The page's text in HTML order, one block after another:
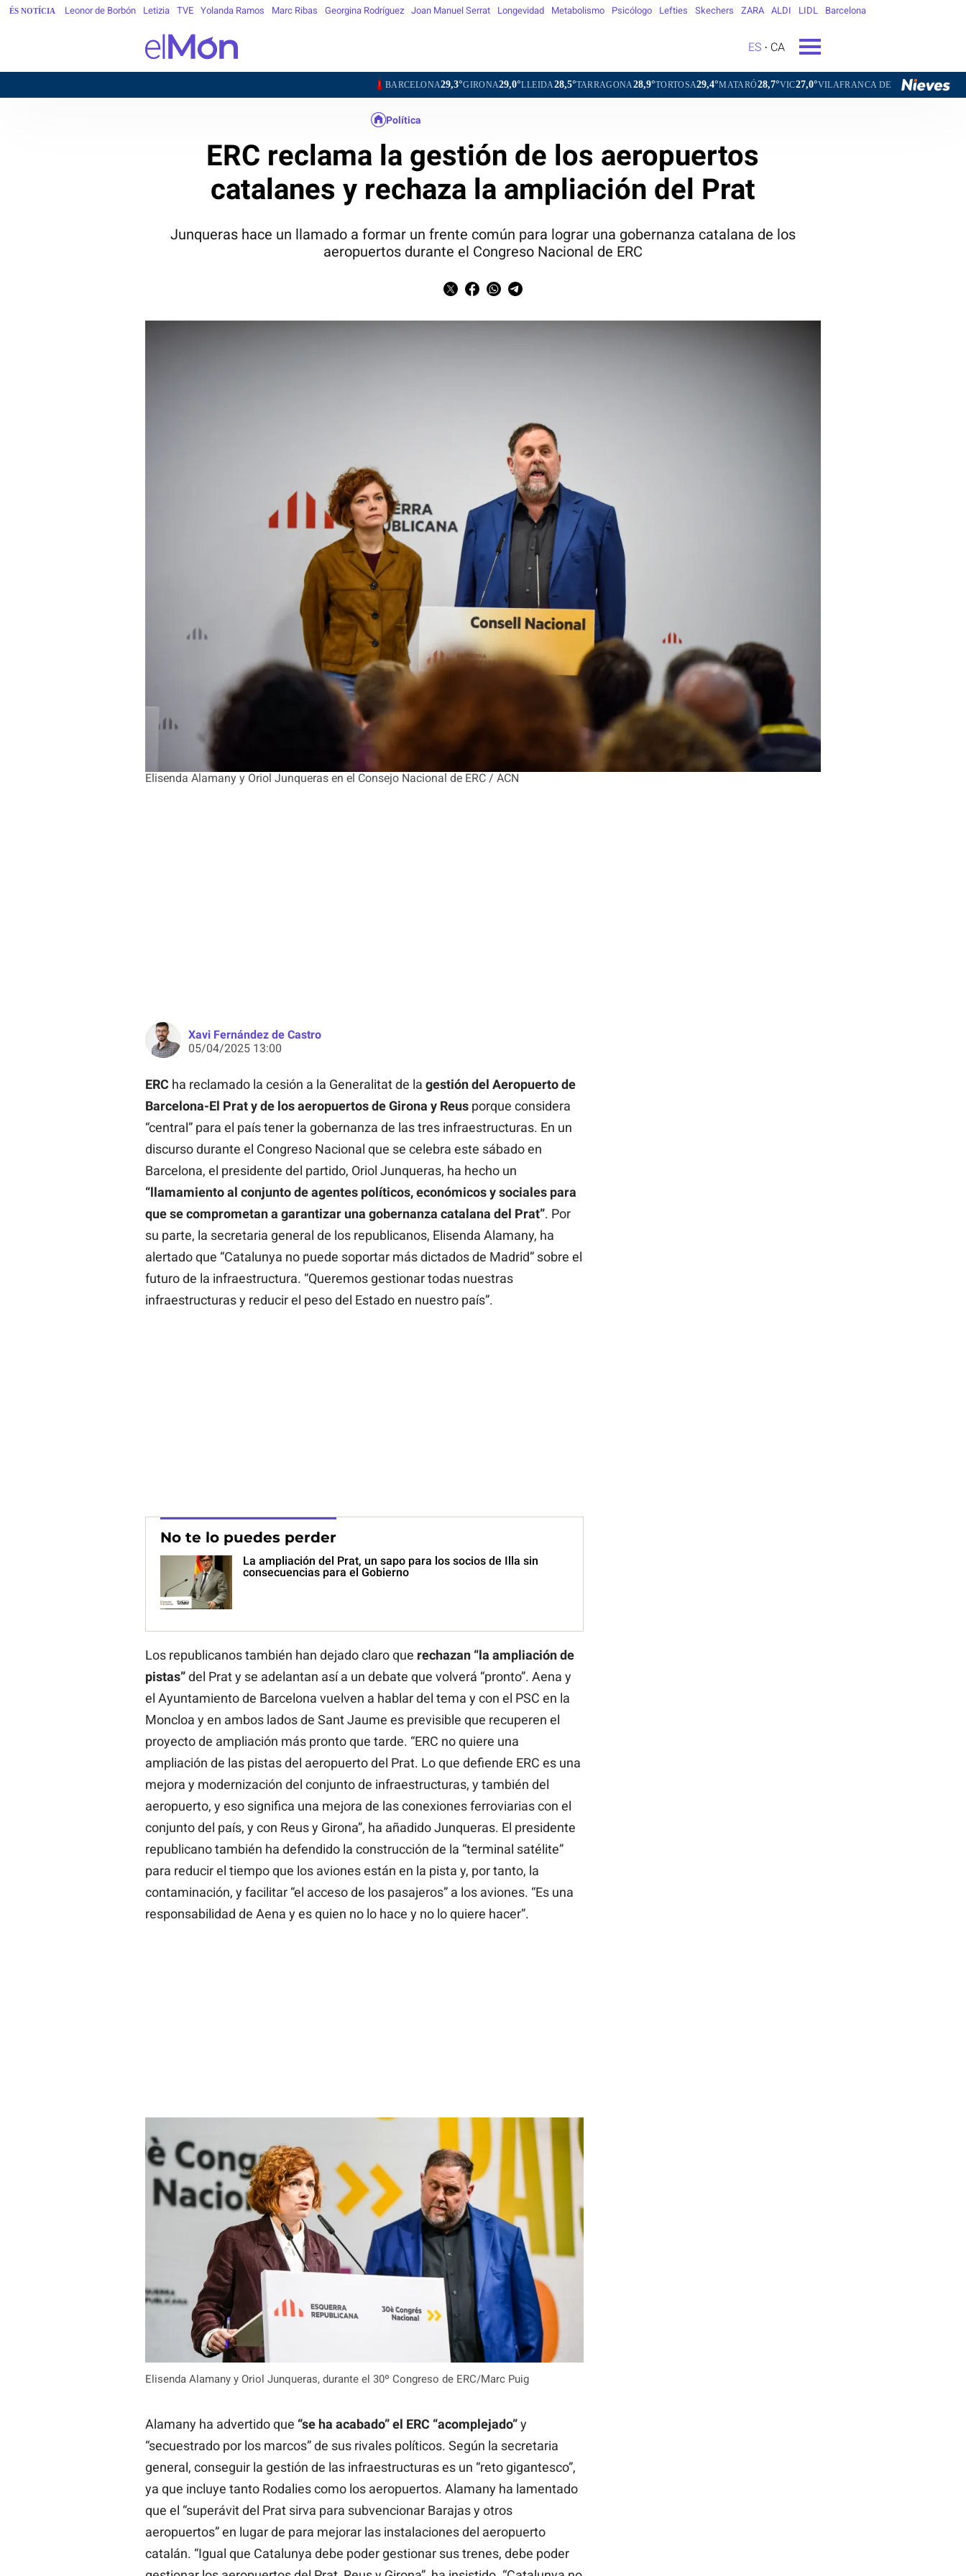
ÉS NOTÍCIA Leonor de Borbón Letizia TVE Yolanda Ramos Marc Ribas Georgina Rodríguez Joan Manuel Serrat Longevidad Metabolismo Psicólogo Lefties Skechers ZARA ALDI LIDL Barcelona
ES CA
BARCELONA29,3°GIRONA29,0°LLEIDA28,5°TARRAGONA28,9°TORTOSA29,4°MATARÓ28,7°VIC27,0°VILAFRANCA DEL PENEDÈS25,9° VILANOVA I LA
Elisenda Alamany y Oriol Junqueras en el Consejo Nacional de ERC / ACN
Política
ERC reclama la gestión de los aeropuertos
catalanes y rechaza la ampliación del Prat
Junqueras hace un llamado a formar un frente común para lograr una gobernanza catalana de los
aeropuertos durante el Congreso Nacional de ERC
Xavi Fernández de Castro
05/04/2025 13:00
ERC ha reclamado la cesión a la Generalitat de la gestión del Aeropuerto de
Barcelona-El Prat y de los aeropuertos de Girona y Reusporque considera
“central” para el país tener la gobernanza de las tres infraestructuras. En un
discurso durante el Congreso Nacional que se celebra este sábado en
Barcelona, el presidente del partido, Oriol Junqueras, ha hecho un
“llamamiento al conjunto de agentes políticos, económicos y sociales para
que se comprometan a garantizar una gobernanza catalana del Prat”. Por
su parte, la secretaria general de los republicanos, Elisenda Alamany, ha
alertado que “Catalunya no puede soportar más dictados de Madrid” sobre el
futuro de la infraestructura. “Queremos gestionar todas nuestras
infraestructuras y reducir el peso del Estado en nuestro país”.
No te lo puedes perder
La ampliación del Prat, un sapo para los socios de Illa sin
consecuencias para el Gobierno
Los republicanos también han dejado claro que rechazan “la ampliación de
pistas”del Prat y se adelantan así a un debate que volverá “pronto”. Aena y
el Ayuntamiento de Barcelona vuelven a hablar del tema y con el PSC en la
Moncloa y en ambos lados de Sant Jaume es previsible que recuperen el
proyecto de ampliación más pronto que tarde. “ERC no quiere una
ampliación de las pistas del aeropuerto del Prat. Lo que defiende ERC es una
mejora y modernización del conjunto de infraestructuras, y también del
aeropuerto, y eso significa una mejora de las conexiones ferroviarias con el
conjunto del país, y con Reus y Girona”, ha añadido Junqueras. El presidente
republicano también ha defendido la construcción de la “terminal satélite”
para reducir el tiempo que los aviones están en la pista y, por tanto, la
contaminación, y facilitar “el acceso de los pasajeros” a los aviones. “Es una
responsabilidad de Aena y es quien no lo hace y no lo quiere hacer”.
Elisenda Alamany y Oriol Junqueras, durante el 30º Congreso de ERC/Marc Puig
Alamany ha advertido que “se ha acabado” el ERC “acomplejado”y
“secuestrado por los marcos” de sus rivales políticos. Según la secretaria
general, conseguir la gestión de las infraestructuras es un “reto gigantesco”,
ya que incluye tanto Rodalies como los aeropuertos. Alamany ha lamentado
que el “superávit del Prat sirva para subvencionar Barajas y otros
aeropuertos” en lugar de para mejorar las instalaciones del aeropuerto
catalán. “Igual que Catalunya debe poder gestionar sus trenes, debe poder